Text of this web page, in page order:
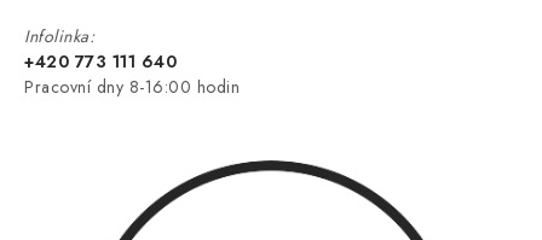
Infolinka:
+420 773 111 640
Pracovní dny 8-16:00 hodin